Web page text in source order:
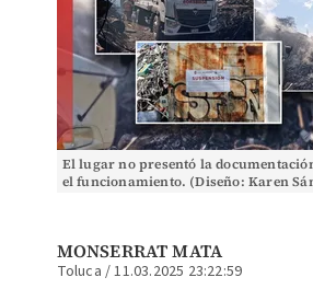
El lugar no presentó la
el funcionamiento. (Diseño: Karen
MONSERRAT MATA
Toluca /11.03.2025 23:22:59